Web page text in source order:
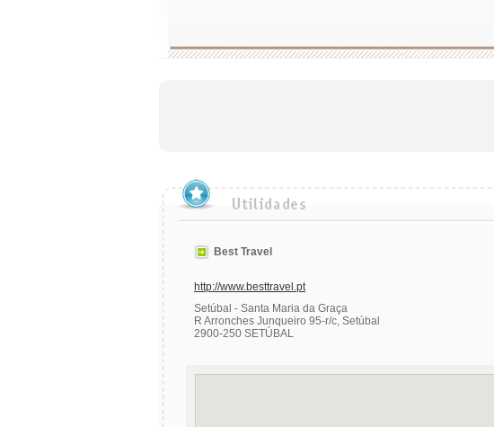
Best Travel
http://www.besttravel.pt
Setúbal - Santa Maria da Graça
R Arronches Junqueiro 95-r/c, Setúbal
2900-250 SETÚBAL